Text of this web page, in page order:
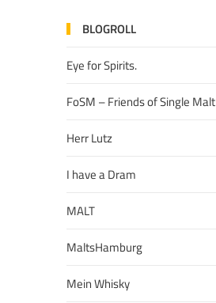
BLOGROLL
Eye for Spirits.
FoSM – Friends of Single Malt
Herr Lutz
I have a Dram
MALT
MaltsHamburg
Mein Whisky